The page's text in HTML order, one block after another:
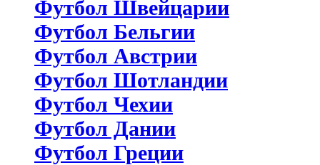
Футбол Швейцарии
Футбол Бельгии
Футбол Австрии
Футбол Шотландии
Футбол Чехии
Футбол Дании
Футбол Греции